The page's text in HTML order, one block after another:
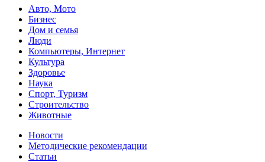
Авто, Мото
Бизнес
Дом и семья
Люди
Компьютеры, Интернет
Культура
Здоровье
Наука
Спорт, Туризм
Строительство
Животные
Новости
Методические рекомендации
Статьи